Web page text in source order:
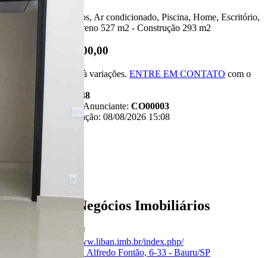
Completa em armários, Ar condicionado, Piscina, Home, Escritório,
Água aquecida - Terreno 527 m2 - Construção 293 m2
R$ 2.400.000,00
*Valor sujeito à variações. ENTRE EM CONTATO com o
anunciante.
Código:
480948
Referência do Anunciante: CO00003
Última atualização: 08/08/2026 15:08
Anunciante
Liban - Negócios Imobiliários
33006-J
https://www.liban.imb.br/index.php/
Rua Alfredo Fontão, 6-33 - Bauru/SP